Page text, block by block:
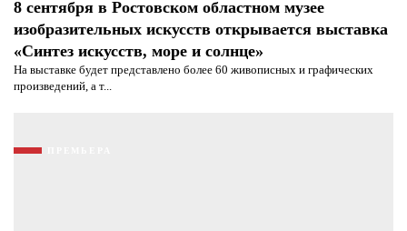
8 сентября в Ростовском областном музее
изобразительных искусств открывается выставка
«Синтез искусств, море и солнце»
На выставке будет представлено более 60 живописных и графических
произведений, а т...
Я согласен сполитикой конфиденциальности и
защиты информации*политикой конфиденциальности и
защиты информации*